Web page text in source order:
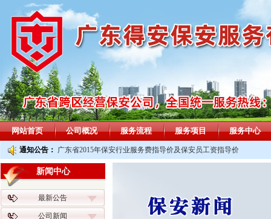
网站首页 公司概况 服务流程 服务项目 服务中心
通知公告： 广东省2015年保安行业服务费指导价及保安员工资指导价
新闻中心
最新公告
公司新闻